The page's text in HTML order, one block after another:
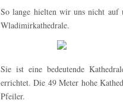
So lange hielten wir uns nicht auf
Wladimirkathedrale.
Sie ist eine bedeutende
errichtet. Die 49 Meter hohe
Pfeiler.